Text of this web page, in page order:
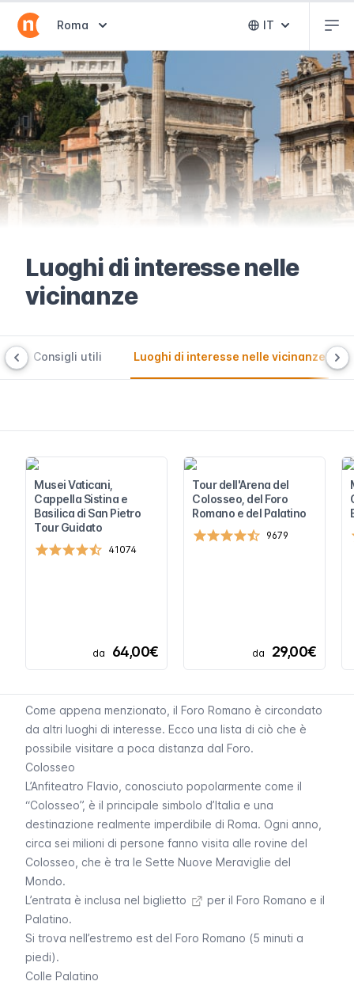
Abrir selector de destinos
Roma Abrir selector
IT
Luoghi di interesse nelle
vicinanze
Consigli utili Luoghi di interesse nelle vicinanze
Musei Vaticani,
Cappella Sistina e
Basilica di San Pietro
Tour Guidato
41074
da 64,00€
Tour dell'Arena del
Colosseo, del Foro
Romano e del Palatino
9679
da 29,00€
Come appena menzionato, il Foro Romano è circondato
da altri luoghi di interesse. Ecco una lista di ciò che è
possibile visitare a poca distanza dal Foro.
Colosseo
L’Anfiteatro Flavio, conosciuto popolarmente come il
“Colosseo”, è il principale simbolo d’Italia e una
destinazione realmente imperdibile di Roma. Ogni anno,
circa sei milioni di persone fanno visita alle rovine del
Colosseo, che è tra le Sette Nuove Meraviglie del
Mondo.
L’entrata è inclusa nel biglietto
per il Foro Romano e il
Palatino.
Si trova nell’estremo est del Foro Romano (5 minuti a
piedi).
Colle Palatino